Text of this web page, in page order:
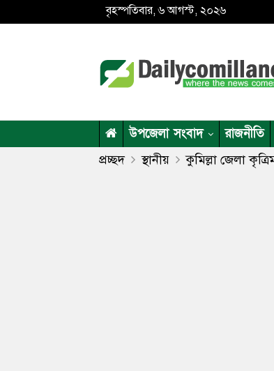
বৃহস্পতিবার, ৬ আগস্ট, ২০২৬
উপজেলা সংবাদ রাজনীতি
প্রচ্ছদ স্থানীয় কুমিল্লা জেলা